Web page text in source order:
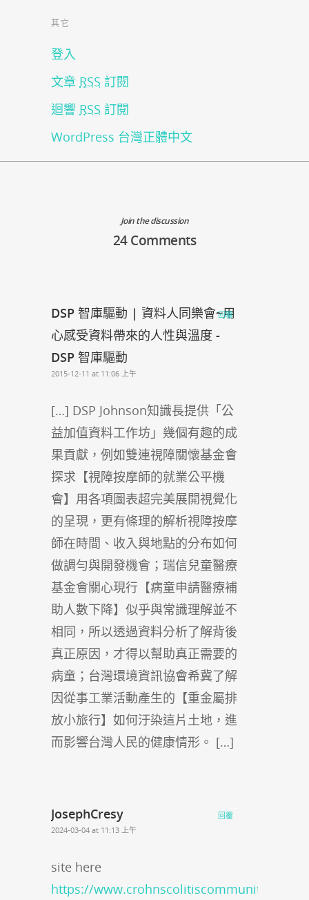
其它
登入
文章 RSS 訂閱
迴響 RSS 訂閱
WordPress 台灣正體中文
Join the discussion
24 Comments
DSP 智庫驅動 | 資料人同樂會~用
心感受資料帶來的人性與溫度 -
DSP 智庫驅動
2015-12-11 at 11:06 上午
[…] DSP Johnson知識長提供「公
益加值資料工作坊」幾個有趣的成
果貢獻，例如雙連視障關懷基金會
探求【視障按摩師的就業公平機
會】用各項圖表超完美展開視覺化
的呈現，更有條理的解析視障按摩
師在時間、收入與地點的分布如何
做調勻與開發機會；瑞信兒童醫療
基金會關心現行【病童申請醫療補
助人數下降】似乎與常識理解並不
相同，所以透過資料分析了解背後
真正原因，才得以幫助真正需要的
病童；台灣環境資訊協會希冀了解
因從事工業活動產生的【重金屬排
放小旅行】如何汙染這片土地，進
而影響台灣人民的健康情形。 […]
回覆
JosephCresy
2024-03-04 at 11:13 上午
site here
https://www.crohnscolitiscommunity.org/
回覆